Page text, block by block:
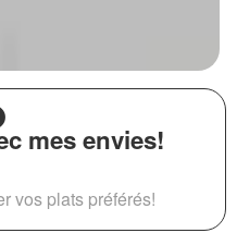
mes envies!
vos plats préférés!